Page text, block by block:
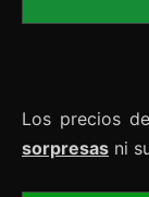
Los precios
sorpresas ni